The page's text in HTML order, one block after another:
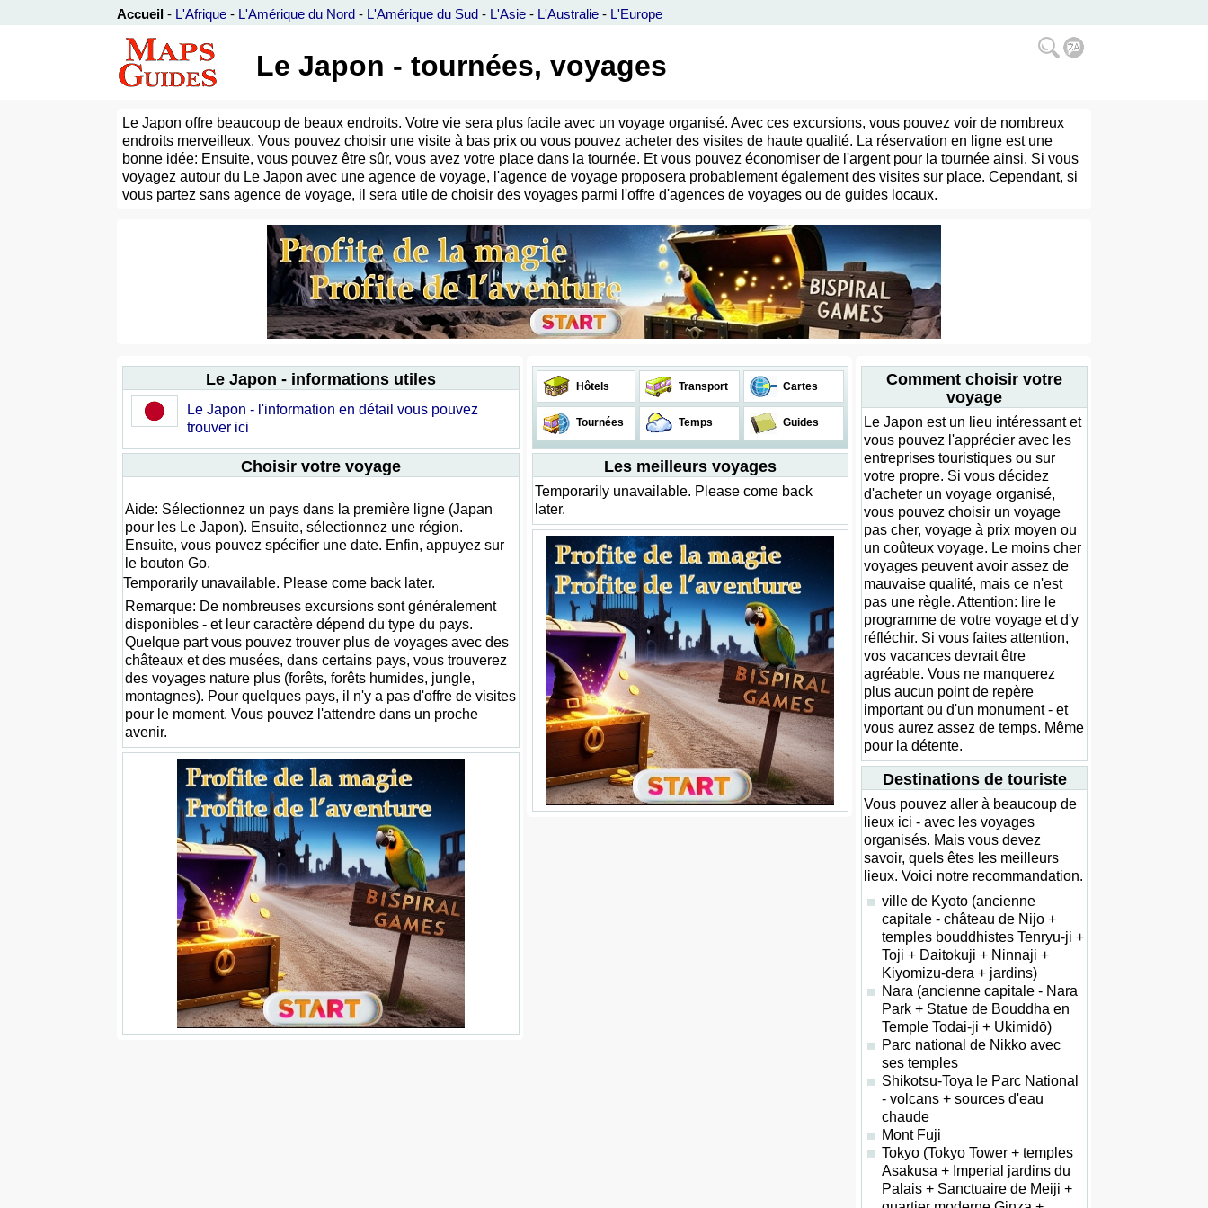
Accueil - L'Afrique - L'Amérique du Nord - L'Amérique du Sud - L'Asie - L'Australie - L'Europe
Le Japon - tournées, voyages
Le Japon offre beaucoup de beaux endroits. Votre vie sera plus facile avec un voyage organisé. Avec ces excursions, vous pouvez voir de nombreux
endroits merveilleux. Vous pouvez choisir une visite à bas prix ou vous pouvez acheter des visites de haute qualité. La réservation en ligne est une
bonne idée: Ensuite, vous pouvez être sûr, vous avez votre place dans la tournée. Et vous pouvez économiser de l'argent pour la tournée ainsi. Si vous
voyagez autour du Le Japon avec une agence de voyage, l'agence de voyage proposera probablement également des visites sur place. Cependant, si
vous partez sans agence de voyage, il sera utile de choisir des voyages parmi l'offre d'agences de voyages ou de guides locaux.
Le Japon - informations utiles
Le Japon - l'information en détail vous pouvez
trouver ici
Choisir votre voyage
Aide: Sélectionnez un pays dans la première ligne (Japan
pour les Le Japon). Ensuite, sélectionnez une région.
Ensuite, vous pouvez spécifier une date. Enfin, appuyez sur
le bouton Go.
Temporarily unavailable. Please come back later.
Remarque: De nombreuses excursions sont généralement
disponibles - et leur caractère dépend du type du pays.
Quelque part vous pouvez trouver plus de voyages avec des
châteaux et des musées, dans certains pays, vous trouverez
des voyages nature plus (forêts, forêts humides, jungle,
montagnes). Pour quelques pays, il n'y a pas d'offre de visites
pour le moment. Vous pouvez l'attendre dans un proche
avenir.
Hôtels Transport Cartes
Tournées Temps Guides
Les meilleurs voyages
Temporarily unavailable. Please come back
later.
Comment choisir votre
voyage
Le Japon est un lieu intéressant et
vous pouvez l'apprécier avec les
entreprises touristiques ou sur
votre propre. Si vous décidez
d'acheter un voyage organisé,
vous pouvez choisir un voyage
pas cher, voyage à prix moyen ou
un coûteux voyage. Le moins cher
voyages peuvent avoir assez de
mauvaise qualité, mais ce n'est
pas une règle. Attention: lire le
programme de votre voyage et d'y
réfléchir. Si vous faites attention,
vos vacances devrait être
agréable. Vous ne manquerez
plus aucun point de repère
important ou d'un monument - et
vous aurez assez de temps. Même
pour la détente.
Destinations de touriste
Vous pouvez aller à beaucoup de
lieux ici - avec les voyages
organisés. Mais vous devez
savoir, quels êtes les meilleurs
lieux. Voici notre recommandation.
ville de Kyoto (ancienne
capitale - château de Nijo +
temples bouddhistes Tenryu-ji +
Toji + Daitokuji + Ninnaji +
Kiyomizu-dera + jardins)
Nara (ancienne capitale - Nara
Park + Statue de Bouddha en
Temple Todai-ji + Ukimidō)
Parc national de Nikko avec
ses temples
Shikotsu-Toya le Parc National
- volcans + sources d'eau
chaude
Mont Fuji
Tokyo (Tokyo Tower + temples
Asakusa + Imperial jardins du
Palais + Sanctuaire de Meiji +